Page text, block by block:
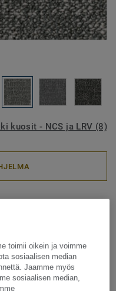
kuosit - NCS ja LRV (8)
toimii oikein ja voimme
sosiaalisen median
Jaamme myös
sosiaalisen median,